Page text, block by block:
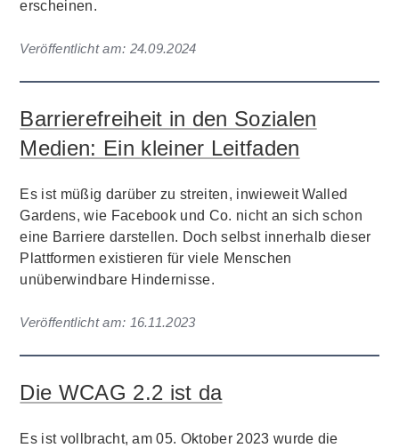
erscheinen.
Veröffentlicht am: 24.09.2024
Barrierefreiheit in den Sozialen
Medien: Ein kleiner Leitfaden
Es ist müßig darüber zu streiten, inwieweit Walled
Gardens, wie Facebook und Co. nicht an sich schon
eine Barriere darstellen. Doch selbst innerhalb dieser
Plattformen existieren für viele Menschen
unüberwindbare Hindernisse.
Veröffentlicht am: 16.11.2023
Die WCAG 2.2 ist da
Es ist vollbracht, am 05. Oktober 2023 wurde die